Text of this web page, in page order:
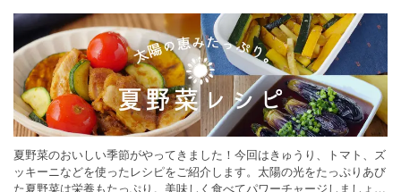
夏野菜のおいしい季節がやってきました！今回はきゅうり、トマト、ズ
ッキーニなどを使ったレシピをご紹介します。太陽の光をたっぷりあび
た夏野菜は栄養もたっぷり。美味しく食べてパワーチャージしましょう